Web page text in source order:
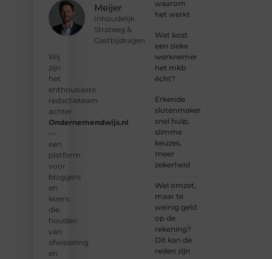
Meijer
Inhoudelijk
Strateeg &
Gastbijdragen
Wij
zijn
het
enthousiaste
redactieteam
achter
Ondernemendwijs.nl
—
een
platform
voor
bloggers
en
lezers
die
houden
van
afwisseling
en
waarom
het werkt
Wat kost
een zieke
werknemer
het mkb
écht?
Erkende
slotenmakers:
snel hulp,
slimme
keuzes,
meer
zekerheid
Wel omzet,
maar te
weinig geld
op de
rekening?
Dit kan de
reden zijn